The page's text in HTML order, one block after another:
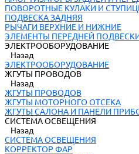
ПОВОРОТНЫЕ КУЛАКИ И
ПОДВЕСКА ЗАДНЯЯ
РЫЧАГИ ВЕРХНИЕ И НИЖНИЕ
ЭЛЕМЕНТЫ ПЕРЕДНЕЙ
ЭЛЕКТРООБОРУДОВАНИЕ
Назад
ЭЛЕКТРООБОРУДОВАНИЕ
ЖГУТЫ ПРОВОДОВ
Назад
ЖГУТЫ ПРОВОДОВ
ЖГУТЫ МОТОРНОГО ОТСЕКА
ЖГУТЫ САЛОНА И ПАНЕЛИ
СИСТЕМА ОСВЕЩЕНИЯ
Назад
СИСТЕМА ОСВЕЩЕНИЯ
КОРРЕКТОР ФАР